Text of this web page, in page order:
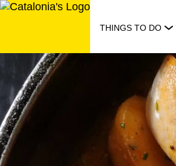
Skip
THINGS TO DO